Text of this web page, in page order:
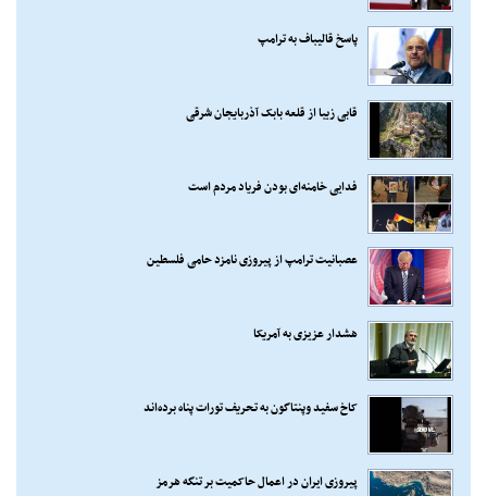
پاسخ قالیباف به ترامپ
قابی زیبا از قلعه بابک آذربایجان شرقی
فدایی خامنه‌ای بودن فریاد مردم است
عصبانیت ترامپ از پیروزی نامزد حامی فلسطین
هشدار عزیزی به آمریکا
کاخ سفید وپنتاگون به تحریف تورات پناه برده‌اند
پیروزی ایران در اعمال حاکمیت بر تنگه هرمز